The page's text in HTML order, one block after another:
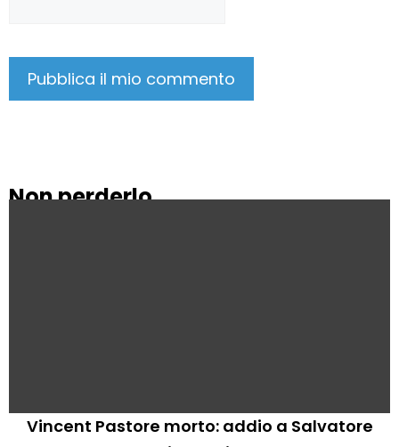
Non perderlo
Vincent Pastore morto: addio a Salvatore